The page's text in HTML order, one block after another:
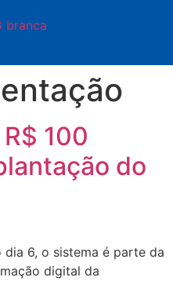
100
do
6, o sistema é parte da
digital da